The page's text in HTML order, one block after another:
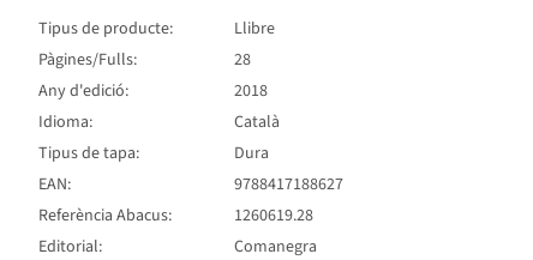
Tipus de producte:
Llibre
Pàgines/Fulls:
28
Any d'edició:
2018
Idioma:
Català
Tipus de tapa:
Dura
EAN:
9788417188627
Referència Abacus:
1260619.28
Editorial:
Comanegra